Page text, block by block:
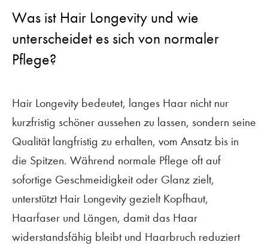
Was ist Hair Longevity und wie
unterscheidet es sich von normaler
Pflege?
Hair Longevity bedeutet, langes Haar nicht nur
kurzfristig schöner aussehen zu lassen, sondern seine
Qualität langfristig zu erhalten, vom Ansatz bis in
die Spitzen. Während normale Pflege oft auf
sofortige Geschmeidigkeit oder Glanz zielt,
unterstützt Hair Longevity gezielt Kopfhaut,
Haarfaser und Längen, damit das Haar
widerstandsfähig bleibt und Haarbruch reduziert